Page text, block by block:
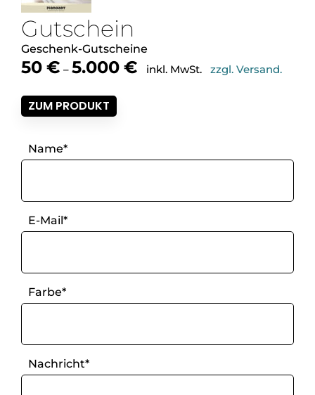
Gutschein
Geschenk-Gutscheine
50 € – 5.000 € Preisspanne:
50€
inkl. MwSt. zzgl. Versand.
ZUM PRODUKT
Name*
E-Mail*
Farbe*
Nachricht*